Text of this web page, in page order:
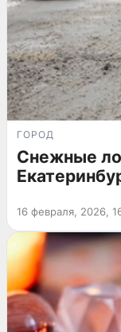
ГОРОД
Снежные
16 февраля, 2026,